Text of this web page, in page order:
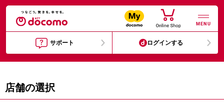
MENU
サポート ログインする
店舗の選択